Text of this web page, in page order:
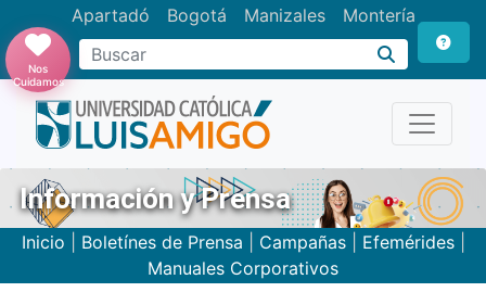
Apartadó Bogotá Manizales Montería
Buscar
Nos
Cuidamos
Información y Prensa
Inicio Boletínes de Prensa Campañas Efemérides
Manuales Corporativos